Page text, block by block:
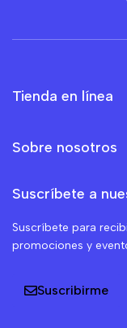
Tienda en línea
Sobre nosotros
Suscríbete a
Suscríbete para
promociones y
Suscribirme